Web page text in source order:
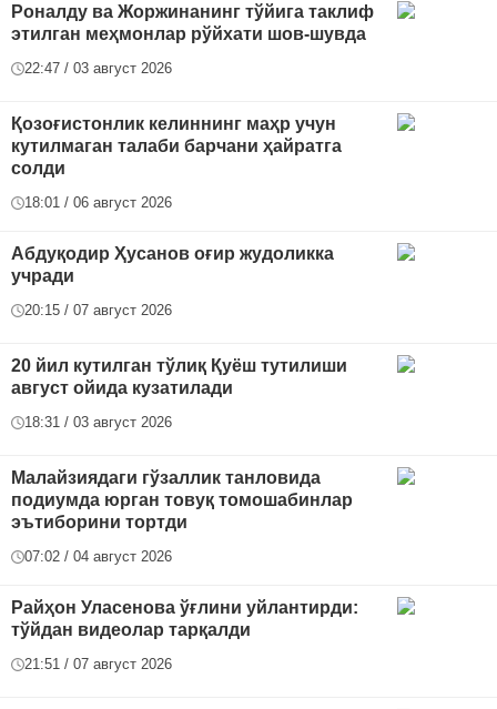
Роналду ва Жоржинанинг тўйига таклиф
этилган меҳмонлар рўйхати шов-шувда
22:47 / 03 август 2026
Қозоғистонлик келиннинг маҳр учун
кутилмаган талаби барчани ҳайратга
солди
18:01 / 06 август 2026
Абдуқодир Ҳусанов оғир жудоликка
учради
20:15 / 07 август 2026
20 йил кутилган тўлиқ Қуёш тутилиши
август ойида кузатилади
18:31 / 03 август 2026
Малайзиядаги гўзаллик танловида
подиумда юрган товуқ томошабинлар
эътиборини тортди
07:02 / 04 август 2026
Райҳон Уласенова ўғлини уйлантирди:
тўйдан видеолар тарқалди
21:51 / 07 август 2026